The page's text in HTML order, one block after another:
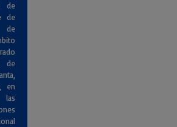
de
de
de
de
en
las